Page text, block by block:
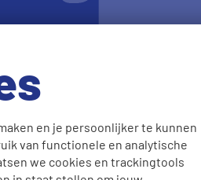
en je persoonlijker te kunnen
van functionele en analytische
we cookies en trackingtools
05-10-2022